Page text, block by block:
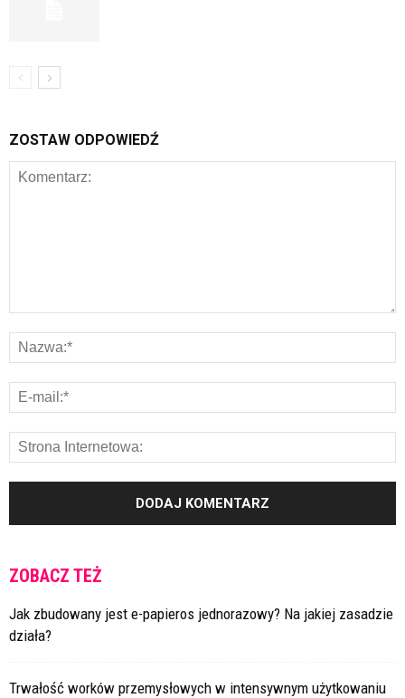
ZOSTAW ODPOWIEDŹ
ZOBACZ TEŻ
Jak zbudowany jest e-papieros jednorazowy? Na jakiej zasadzie
działa?
Trwałość worków przemysłowych w intensywnym użytkowaniu